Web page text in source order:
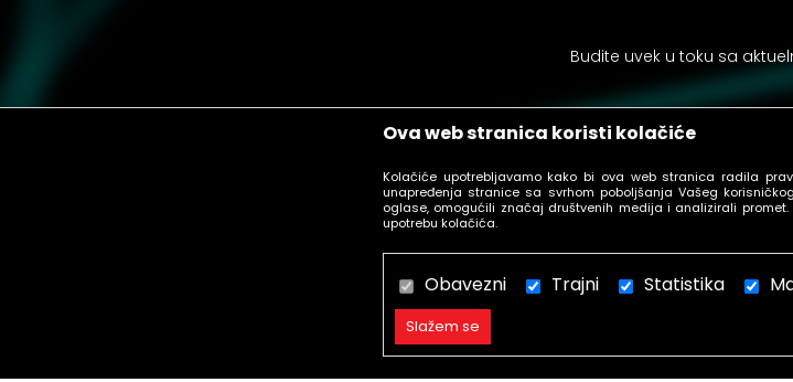
Ova web stranica koristi kolačiće
Kolačiće upotrebljavamo kako bi ova web stranica radila
unapređenja stranice sa svrhom poboljšanja Vašeg
oglase, omogućili značaj društvenih medija i analizirali
upotrebu kolačića.
Obavezni Trajni Statistika
Slažem se
Budite uvek u toku sa